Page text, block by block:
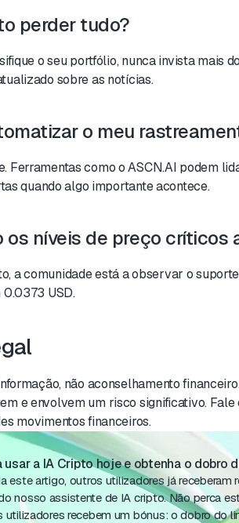
perder tudo?
o seu portfólio, nunca invista mais
sobre as notícias.
o meu
Ferramentas como o ASCN.AI podem
quando algo importante acontece.
os níveis de preço críticos
a comunidade está a observar o
USD.
não aconselhamento
e envolvem um risco significativo.
movimentos financeiros.
usar a IA Cripto hoje e obtenha o dobro
este artigo, outros utilizadores já receberam
nosso assistente de IA cripto. Não perca
utilizadores recebem um bónus: o dobro do